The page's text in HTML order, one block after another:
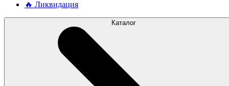
🔥 Ликвидация
Каталог